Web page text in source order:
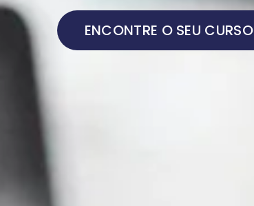
ENCONTRE O SEU CURSO